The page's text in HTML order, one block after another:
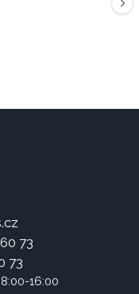
73
73
16:00